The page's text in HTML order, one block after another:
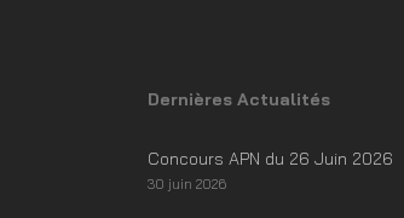
Dernières Actualités
Concours APN du 26 Juin 2026
30 juin 2026